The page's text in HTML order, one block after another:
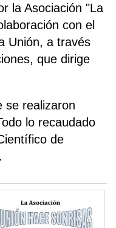
la Asociación "La
con el
Unión, a través
que dirige
se realizaron
lo recaudado
de